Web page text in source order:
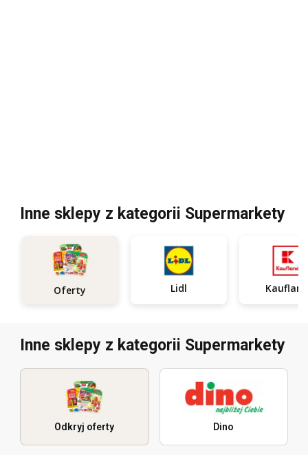
Inne sklepy z kategorii Supermarkety
Oferty Lidl
Inne sklepy z kategorii Supermarkety
Odkryj oferty Dino